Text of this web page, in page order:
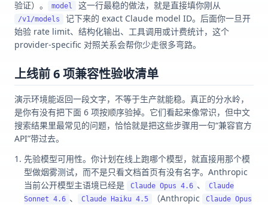
验证）。
model 这一行最稳的做法，就是直接填你刚从
/v1/models
记下来的 exact Claude model ID。后面你一旦开
始验 rate limit、结构化输出、工具调用或计费统计，这个
provider-specific 对照关系会帮你少走很多弯路。
上线前 6 项兼容性验收清单
演示环境能返回一段文字，不等于生产就能稳。真正的分水岭，
是你有没有把下面 6 项按顺序验掉。它们看起来像常识，但中文
搜索结果里最常见的问题，恰恰就是把这些步骤用一句“兼容官方
API”带过去。
先验模型可用性。你计划在线上跑哪个模型，就直接用那个模
型做烟雾测试，而不是只看文档首页有没有名字。Anthropic
当前公开模型主语境已经是
Claude Opus 4.6 、
Claude
Sonnet 4.6 、 Claude Haiku 4.5 （Anthropic
Claude Opus